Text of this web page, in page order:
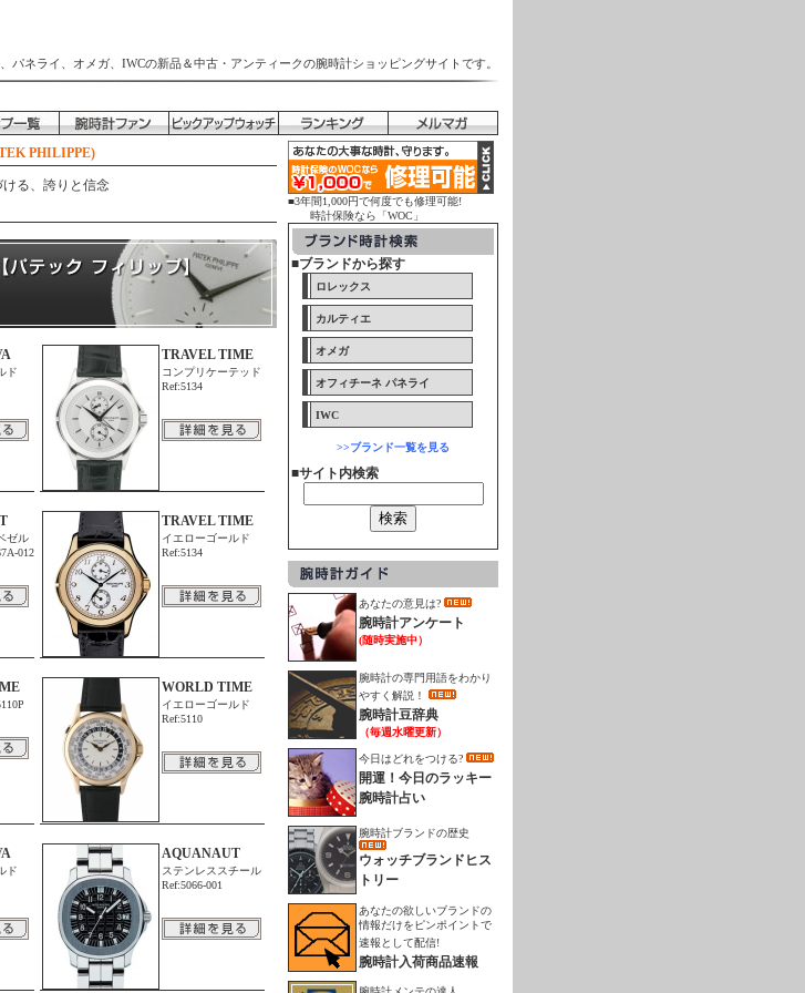
パネライ、オメガ、IWCの新品＆中古・アンティークの腕時計ショッピングサイトです。
PHILIPPE)
る、誇りと信念
ド
TRAVEL TIME
コンプリケーテッド
Ref:5134
ゼル
012
TRAVEL TIME
イエローゴールド
Ref:5134
WORLD TIME
イエローゴールド
Ref:5110
ド
AQUANAUT
ステンレススチール
Ref:5066-001
■3年間1,000円で何度でも修理可能!
時計保険なら「WOC」
■ブランドから探す
ロレックス
カルティエ
オメガ
オフィチーネ パネライ
IWC
>>ブランド一覧を見る
■サイト内検索
あなたの意見は?
腕時計アンケート
(随時実施中）
腕時計の専門用語をわかり
やすく解説！
腕時計豆辞典
（毎週水曜更新）
今日はどれをつける?
開運！今日のラッキー
腕時計占い
腕時計ブランドの歴史
ウォッチブランドヒス
トリー
あなたの欲しいブランドの
情報だけをピンポイントで
速報として配信!
腕時計入荷商品速報